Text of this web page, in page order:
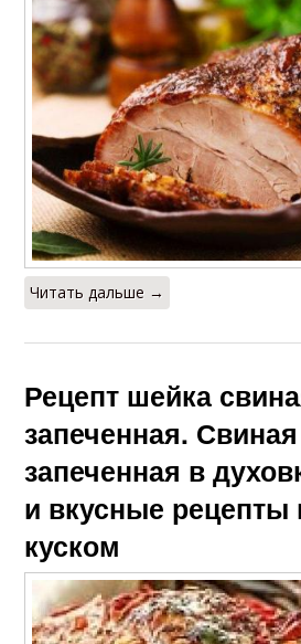
Читать дальше →
Рецепт шейка
запеченная.
запеченная в
и вкусные рецепты
куском